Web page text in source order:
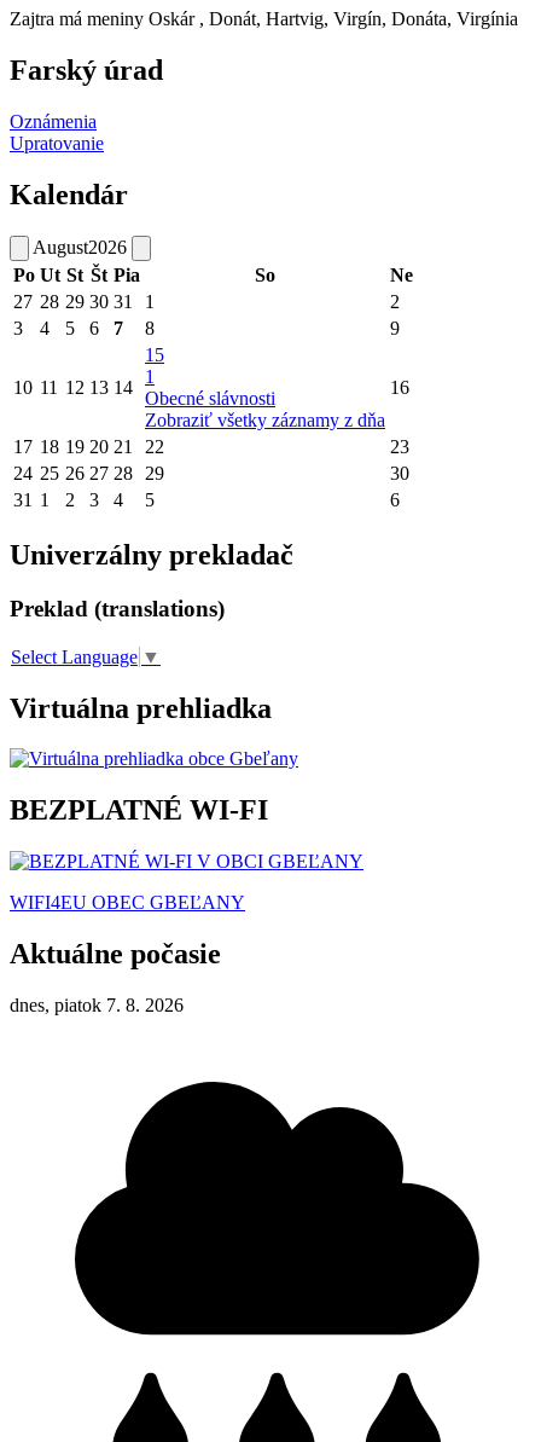
Zajtra má meniny Oskár , Donát, Hartvig, Virgín, Donáta, Virgínia
Farský úrad
Oznámenia
Upratovanie
Kalendár
August2026
Po Ut St Št Pia So
Ne
27 28 29 30 31 1
2
3
4 5 6 7 8 9
10 11 12 13 14
15
1
Obecné slávnosti
Zobraziť všetky záznamy z dňa
16
17 18 19 20 21 22
23
24 25 26 27 28 29
30
31 1 2 3 4 5 6
Univerzálny prekladač
Preklad (translations)
Select Language ▼
Virtuálna prehliadka
BEZPLATNÉ WI-FI
WIFI4EU OBEC GBEĽANY
Aktuálne počasie
dnes, piatok 7. 8. 2026